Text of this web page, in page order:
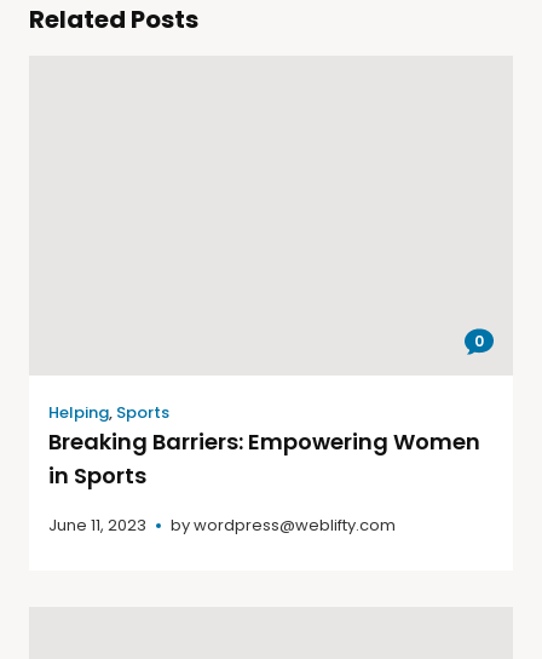
Related Posts
0
Helping, Sports
Breaking Barriers: Empowering Women
in Sports
June 11, 2023 bywordpress@weblifty.com